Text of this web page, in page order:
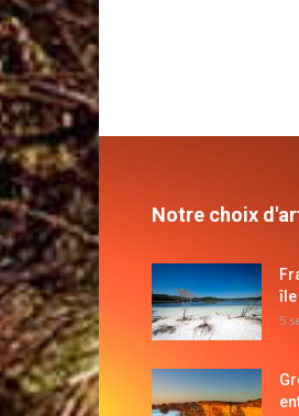
Notre choix
île
5